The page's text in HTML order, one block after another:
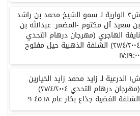
ش٣ الوارية لـ سمو الشيخ محمد بن راشد
بن سعيد آل مكتوم -المضمر: عبدالله بن
نايفة الهاجري (مهرجان درهام التحدي
٢٧/٤/٢٠٠٤) الشلفة الذهبية حيل مفتوح
١٧:١٩:٠٠
ش١ الدرعية لـ زايد محمد زايد الخيارين
(مهرجان درهام التحدي ٢٧/٤/٢٠٠٤)
الشلفة الفضية جذاع بكار عام ٩:٤٥:١٨